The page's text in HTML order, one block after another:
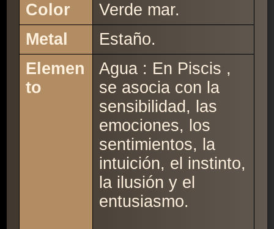
Color
Verde mar.
Metal
Estaño.
Elemen
to
Agua : En Piscis ,
se asocia con la
sensibilidad, las
emociones, los
sentimientos, la
intuición, el instinto,
la ilusión y el
entusiasmo.